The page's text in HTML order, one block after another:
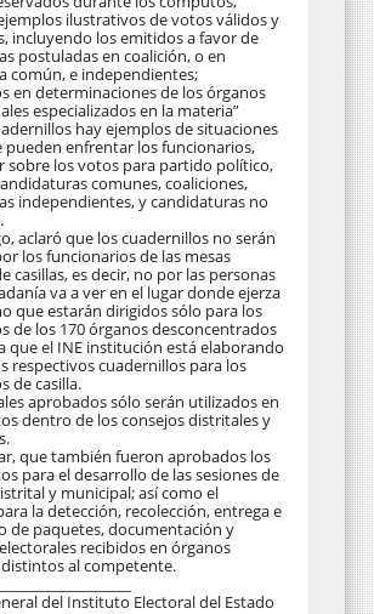
ilustrativos de votos válidos y
incluyendo los emitidos a favor de
postuladas en coalición, o en
común, e independientes;
en determinaciones de los órganos
especializados en la materia”
hay ejemplos de situaciones
pueden enfrentar los funcionarios,
sobre los votos para partido político,
comunes, coaliciones,
independientes, y candidaturas no
aclaró que los cuadernillos no serán
los funcionarios de las mesas
casillas, es decir, no por las personas
va a ver en el lugar donde ejerza
que estarán dirigidos sólo para los
de los 170 órganos desconcentrados
que el INE institución está elaborando
respectivos cuadernillos para los
de casilla.
aprobados sólo serán utilizados en
dentro de los consejos distritales y
que también fueron aprobados los
para el desarrollo de las sesiones de
y municipal; así como el
la detección, recolección, entrega e
de paquetes, documentación y
recibidos en órganos
al competente.
del Instituto Electoral del Estado